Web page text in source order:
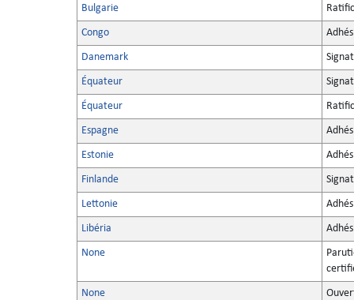
Bulgarie
Congo
Danemark
Équateur
Équateur
Espagne
Estonie
Finlande
Lettonie
Libéria
None
None